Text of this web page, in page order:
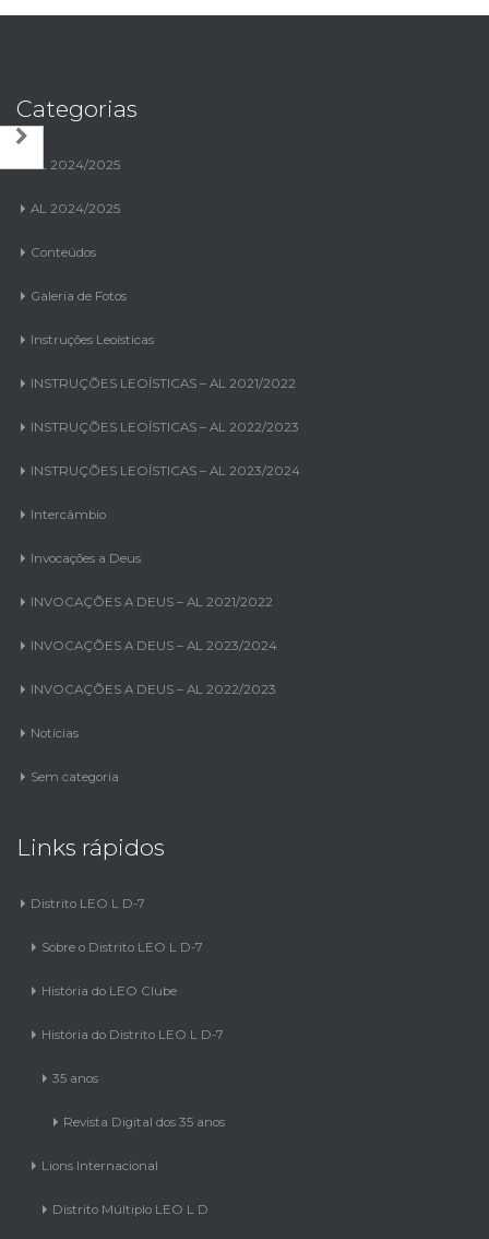
Categorias
AL 2024/2025
AL 2024/2025
Conteúdos
Galeria de Fotos
Instruções Leoísticas
INSTRUÇÕES LEOÍSTICAS – AL 2021/2022
INSTRUÇÕES LEOÍSTICAS – AL 2022/2023
INSTRUÇÕES LEOÍSTICAS – AL 2023/2024
Intercâmbio
Invocações a Deus
INVOCAÇÕES A DEUS – AL 2021/2022
INVOCAÇÕES A DEUS – AL 2023/2024
INVOCAÇÕES A DEUS – AL 2022/2023
Notícias
Sem categoria
Links rápidos
Distrito LEO L D-7
Sobre o Distrito LEO L D-7
História do LEO Clube
História do Distrito LEO L D-7
35 anos
Revista Digital dos 35 anos
Lions Internacional
Distrito Múltiplo LEO L D